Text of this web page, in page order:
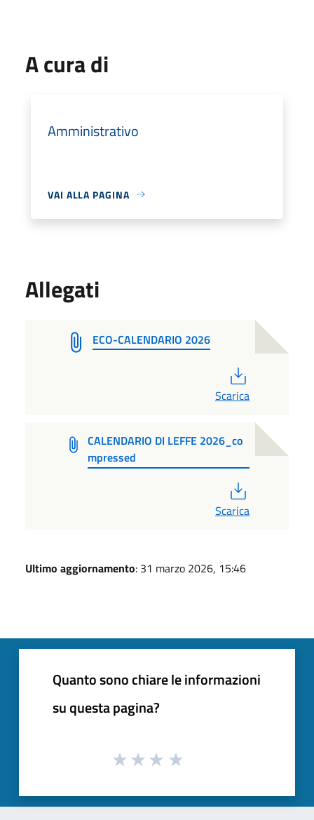
A cura di
Amministrativo
VAI ALLA PAGINA
Allegati
ECO-CALENDARIO 2026
Scarica
CALENDARIO DI LEFFE 2026_co
mpressed
Scarica
Ultimo aggiornamento: 31 marzo 2026, 15:46
Quanto sono chiare le informazioni
su questa pagina?